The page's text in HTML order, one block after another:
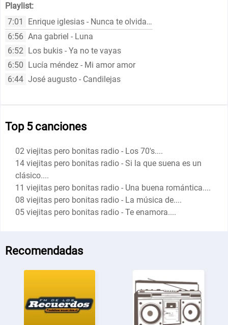
Playlist:
7:01
Enrique iglesias - Nunca te olvidaré
6:56 Ana gabriel - Luna
6:52 Los bukis - Ya no te vayas
6:50 Lucía méndez - Mi amor amor
6:44 José augusto - Candilejas
Top 5 canciones
02 viejitas pero bonitas radio - Los 70's....
14 viejitas pero bonitas radio - Si la que suena es un
clásico....
11 viejitas pero bonitas radio - Una buena romántica....
08 viejitas pero bonitas radio - La música de....
05 viejitas pero bonitas radio - Te enamora....
Recomendadas